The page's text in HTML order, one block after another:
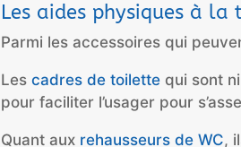
Les aides physiques à la
Parmi les accessoires qui
Les cadres de toilette qui sont
pour faciliter l’usager pour
Quant aux rehausseurs de WC,